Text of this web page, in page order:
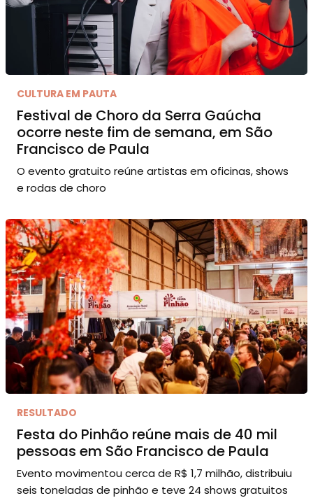
CULTURA EM PAUTA
Festival de Choro da Serra Gaúcha
ocorre neste fim de semana, em São
Francisco de Paula
O evento gratuito reúne artistas em oficinas, shows
e rodas de choro
RESULTADO
Festa do Pinhão reúne mais de 40 mil
pessoas em São Francisco de Paula
Evento movimentou cerca de R$ 1,7 milhão, distribuiu
seis toneladas de pinhão e teve 24 shows gratuitos